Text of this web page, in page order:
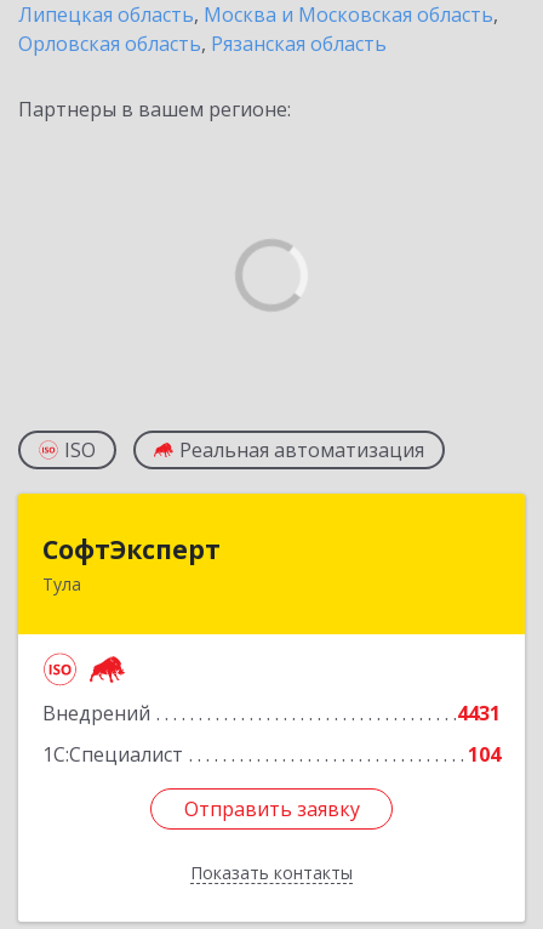
Липецкая область, Москва и Московская область,
Орловская область, Рязанская область
Партнеры в вашем регионе:
ISO Реальная автоматизация
СофтЭксперт
Тула
Внедрений
4431
1С:Специалист
104
Отправить заявку
Показать контакты
300013, Тульская обл, Тула г, Болдина ул, дом №
Отправить заявку
Назад